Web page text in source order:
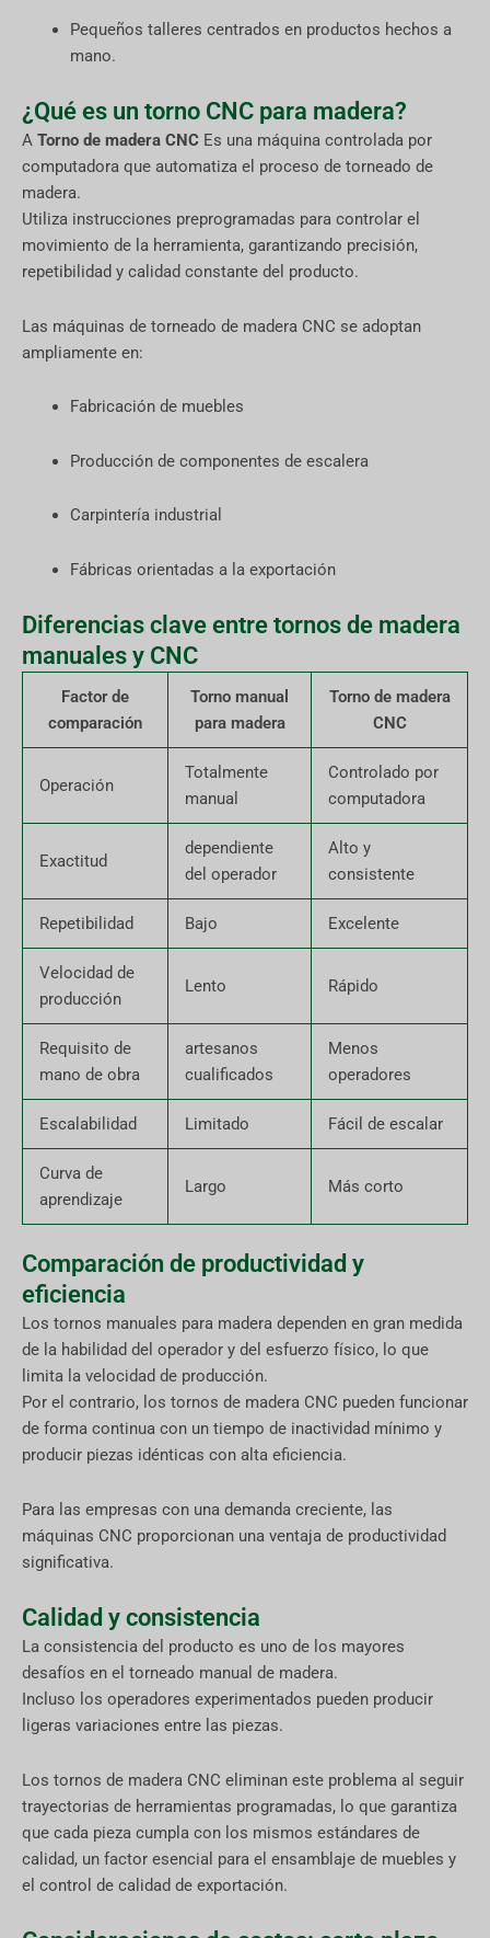
Pequeños talleres centrados en productos hechos a
mano.
¿Qué es un torno CNC para madera?
A Torno de madera CNC Es una máquina controlada por
computadora que automatiza el proceso de torneado de
madera.
Utiliza instrucciones preprogramadas para controlar el
movimiento de la herramienta, garantizando precisión,
repetibilidad y calidad constante del producto.
Las máquinas de torneado de madera CNC se adoptan
ampliamente en:
Fabricación de muebles
Producción de componentes de escalera
Carpintería industrial
Fábricas orientadas a la exportación
Diferencias clave entre tornos de madera
manuales y CNC
Factor de
comparación
Torno manual
para madera
Torno de madera
CNC
Operación
Totalmente
manual
Controlado por
computadora
Exactitud
dependiente
del operador
Alto y
consistente
Repetibilidad Bajo Excelente
Velocidad de
producción
Lento Rápido
Requisito de
mano de obra
artesanos
cualificados
Menos
operadores
Escalabilidad Limitado Fácil de escalar
Curva de
aprendizaje
Largo Más corto
Comparación de productividad y
eficiencia
Los tornos manuales para madera dependen en gran medida
de la habilidad del operador y del esfuerzo físico, lo que
limita la velocidad de producción.
Por el contrario, los tornos de madera CNC pueden funcionar
de forma continua con un tiempo de inactividad mínimo y
producir piezas idénticas con alta eficiencia.
Para las empresas con una demanda creciente, las
máquinas CNC proporcionan una ventaja de productividad
significativa.
Calidad y consistencia
La consistencia del producto es uno de los mayores
desafíos en el torneado manual de madera.
Incluso los operadores experimentados pueden producir
ligeras variaciones entre las piezas.
Los tornos de madera CNC eliminan este problema al seguir
trayectorias de herramientas programadas, lo que garantiza
que cada pieza cumpla con los mismos estándares de
calidad, un factor esencial para el ensamblaje de muebles y
el control de calidad de exportación.